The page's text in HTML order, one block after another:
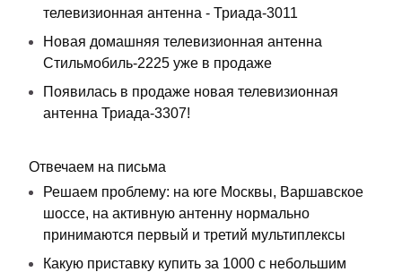
телевизионная антенна - Триада-3011
Новая домашняя телевизионная антенна
Стильмобиль-2225 уже в продаже
Появилась в продаже новая телевизионная
антенна Триада-3307!
Отвечаем на письма
Решаем проблему: на юге Москвы, Варшавское
шоссе, на активную антенну нормально
принимаются первый и третий мультиплексы
Какую приставку купить за 1000 с небольшим